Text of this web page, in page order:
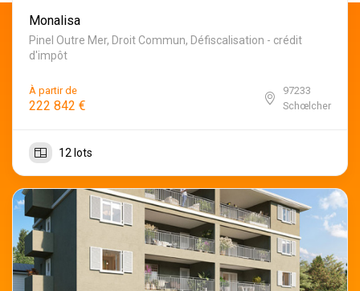
Monalisa
Pinel Outre Mer, Droit Commun, Défiscalisation - crédit
d'impôt
À partir de
222 842 €
97233
Schœlcher
12 lots